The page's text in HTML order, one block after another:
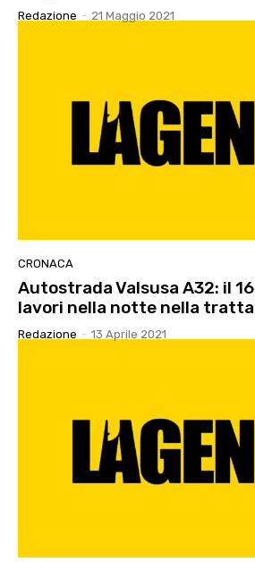
Redazione - 21 Maggio 2021
CRONACA
Autostrada Valsusa A32: il
lavori nella notte nella tratta
Redazione - 13 Aprile 2021